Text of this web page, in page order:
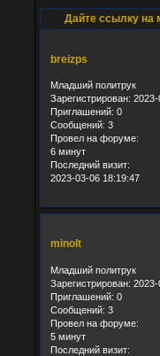
Дайте ссылку на
breizps
Младший политрук
Зарегистрирован: 2023-
Приглашений: 0
Сообщений: 3
Провел на форуме:
6 минут
Последний визит:
2023-03-06 18:19:47
minolt
Младший политрук
Зарегистрирован: 2023-
Приглашений: 0
Сообщений: 3
Провел на форуме:
5 минут
Последний визит: